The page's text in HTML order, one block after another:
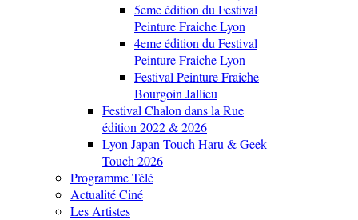
5eme édition du Festival
Peinture Fraiche Lyon
4eme édition du Festival
Peinture Fraiche Lyon
Festival Peinture Fraiche
Bourgoin Jallieu
Festival Chalon dans la Rue
édition 2022 & 2026
Lyon Japan Touch Haru & Geek
Touch 2026
Programme Télé
Actualité Ciné
Les Artistes